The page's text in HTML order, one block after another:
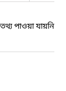
পাওয়া যায়নি।